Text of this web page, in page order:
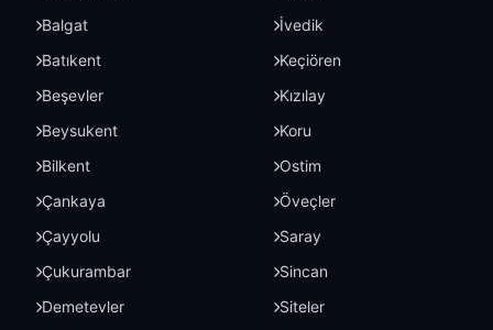
Balgat
Batıkent
Beşevler
Beysukent
Bilkent
Çankaya
Çayyolu
Çukurambar
Demetevler
İvedik
Keçiören
Kızılay
Koru
Ostim
Öveçler
Saray
Sincan
Siteler